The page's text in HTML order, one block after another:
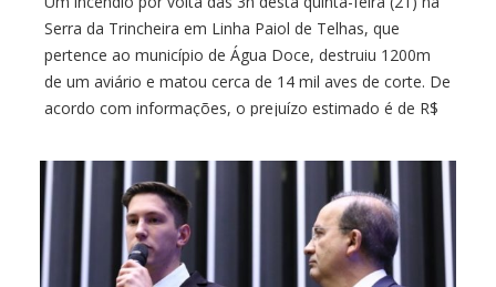
Serra da Trincheira em Linha Paiol de Telhas, que
pertence ao município de Água Doce, destruiu 1200m
de um aviário e matou cerca de 14 mil aves de corte. De
acordo com informações, o prejuízo estimado é de R$